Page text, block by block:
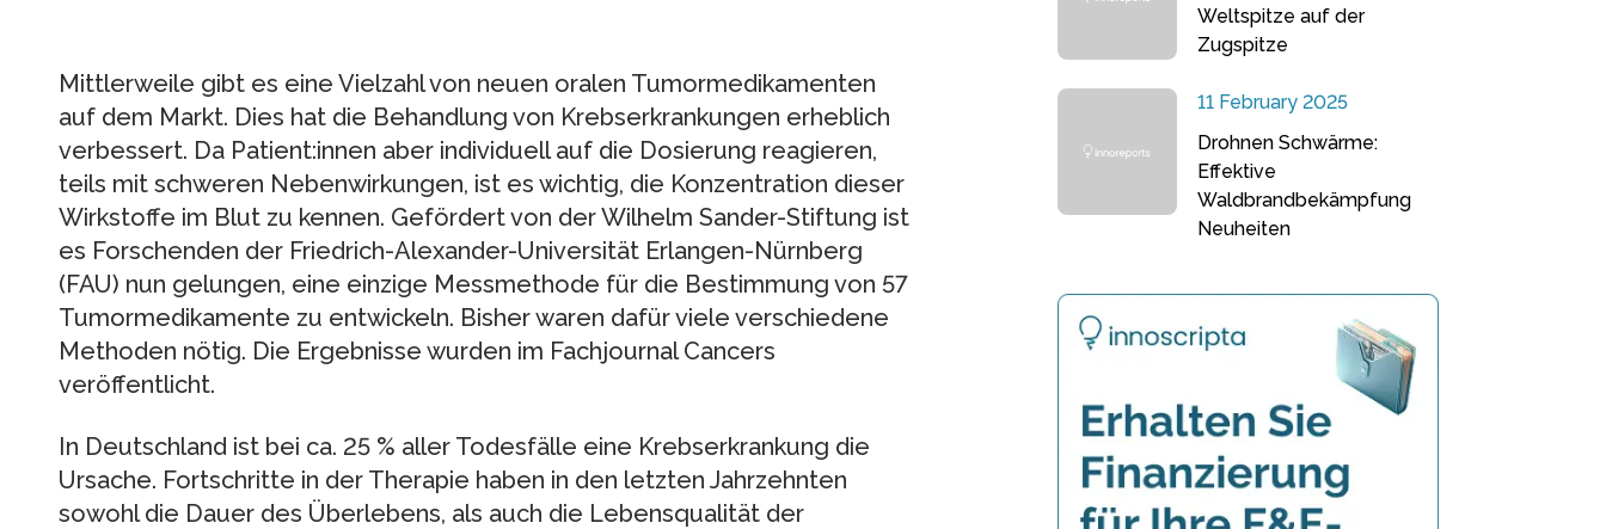
Mittlerweile gibt es eine Vielzahl von neuen oralen Tumormedikamenten
auf dem Markt. Dies hat die Behandlung von Krebserkrankungen erheblich
verbessert. Da Patient:innen aber individuell auf die Dosierung reagieren,
teils mit schweren Nebenwirkungen, ist es wichtig, die Konzentration dieser
Wirkstoffe im Blut zu kennen. Gefördert von der Wilhelm Sander-Stiftung ist
es Forschenden der Friedrich-Alexander-Universität Erlangen-Nürnberg
(FAU) nun gelungen, eine einzige Messmethode für die Bestimmung von 57
Tumormedikamente zu entwickeln. Bisher waren dafür viele verschiedene
Methoden nötig. Die Ergebnisse wurden im Fachjournal Cancers
veröffentlicht.
In Deutschland ist bei ca. 25 % aller Todesfälle eine Krebserkrankung die
Ursache. Fortschritte in der Therapie haben in den letzten Jahrzehnten
sowohl die Dauer des Überlebens, als auch die Lebensqualität der
Weltspitze auf der
Zugspitze
11 February 2025
Drohnen Schwärme:
Effektive
Waldbrandbekämpfung
Neuheiten